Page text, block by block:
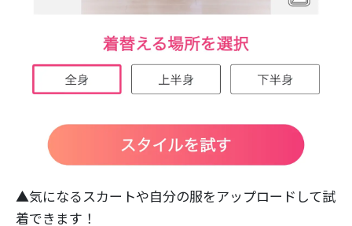
▲気になるスカートや自分の服をアップロードして試
着できます！